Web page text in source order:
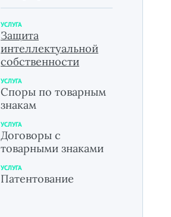
УСЛУГА
Защита
интеллектуальной
собственности
УСЛУГА
Споры по товарным
знакам
УСЛУГА
Договоры с
товарными знаками
УСЛУГА
Патентование